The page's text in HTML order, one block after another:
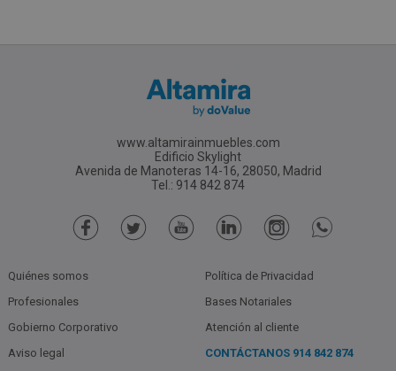
www.altamirainmuebles.com
Edificio Skylight
Avenida de Manoteras 14-16, 28050, Madrid
Tel.: 914 842 874
Quiénes somos
Profesionales
Gobierno Corporativo
Aviso legal
Política de Privacidad
Bases Notariales
Atención al cliente
CONTÁCTANOS 914 842 874